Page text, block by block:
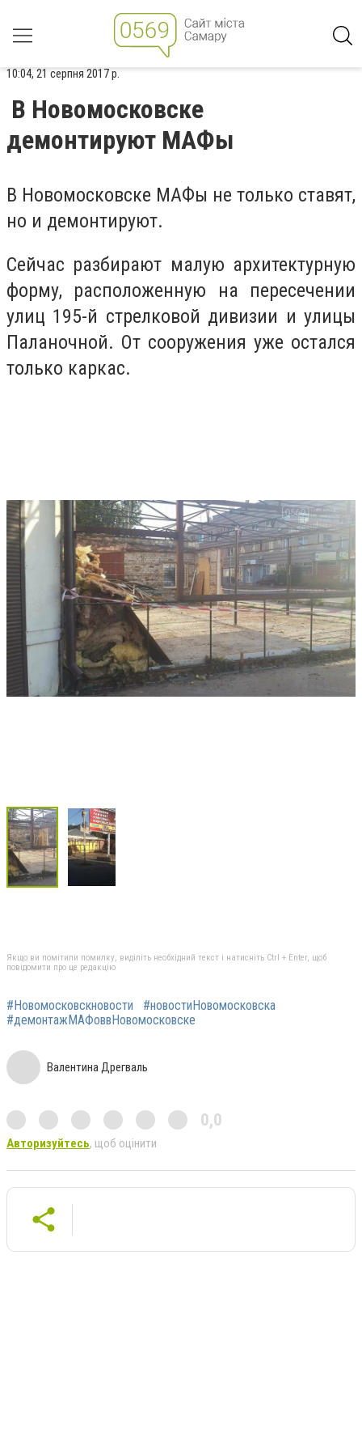
10:04, 21 серпня 2017 р.
В Новомосковске
демонтируют МАФы
В Новомосковске МАФы не только ставят,
но и демонтируют.
Сейчас разбирают малую архитектурную
форму, расположенную на пересечении
улиц 195-й стрелковой дивизии и улицы
Паланочной. От сооружения уже остался
только каркас.
Якщо ви помітили помилку, виділіть необхідний текст і натисніть Ctrl + Enter, щоб
повідомити про це редакцію
#Новомосковскновости
#новостиНовомосковска
#демонтажМАФоввНовомосковске
Валентина Дрегваль
0,0
Авторизуйтесь, щоб оцінити